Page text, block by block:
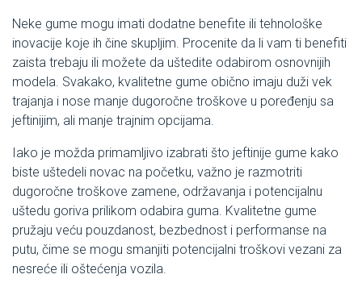
Neke gume mogu imati dodatne benefite ili tehnološke
inovacije koje ih čine skupljim. Procenite da li vam ti benefiti
zaista trebaju ili možete da uštedite odabirom osnovnijih
modela. Svakako, kvalitetne gume obično imaju duži vek
trajanja i nose manje dugoročne troškove u poređenju sa
jeftinijim, ali manje trajnim opcijama.
Iako je možda primamljivo izabrati što jeftinije gume kako
biste uštedeli novac na početku, važno je razmotriti
dugoročne troškove zamene, održavanja i potencijalnu
uštedu goriva prilikom odabira guma. Kvalitetne gume
pružaju veću pouzdanost, bezbednost i performanse na
putu, čime se mogu smanjiti potencijalni troškovi vezani za
nesreće ili oštećenja vozila.